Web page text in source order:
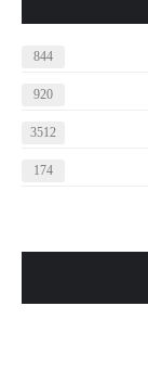
844
920
3512
174